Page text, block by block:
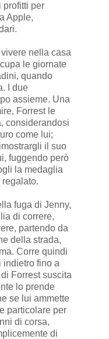
profitti per
Apple,
nella casa
le giornate
quando
I due
assieme. Una
Forrest le
considerandosi
come lui;
il suo
fuggendo però
la medaglia
fuga di Jenny,
di correre,
partendo da
della strada,
Corre quindi
indietro fino a
Forrest suscita
lo prende
se lui ammette
particolare per
di corsa,
di